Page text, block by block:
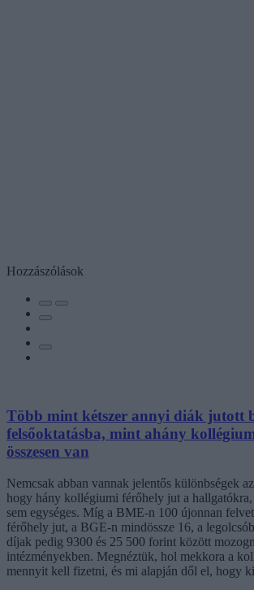
Hozzászólások
Több mint kétszer annyi diák jutott
felsőoktatásba, mint ahány
összesen van
Nemcsak abban vannak jelentős különbségek
hogy hány kollégiumi férőhely jut a hallgatókra,
sem egységes. Míg a BME-n 100 újonnan
férőhely jut, a BGE-n mindössze 16, a
díjak pedig 9300 és 25 500 forint között
intézményekben. Megnéztük, hol mekkora a
mennyit kell fizetni, és mi alapján dől el, hogy